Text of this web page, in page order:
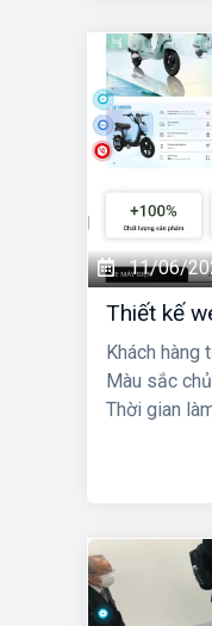
11/06/
Thiết kế
Khách hàng
Màu sắc
Thời gian